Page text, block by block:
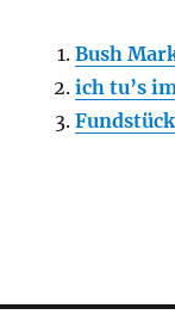
Bush
ich tu’s